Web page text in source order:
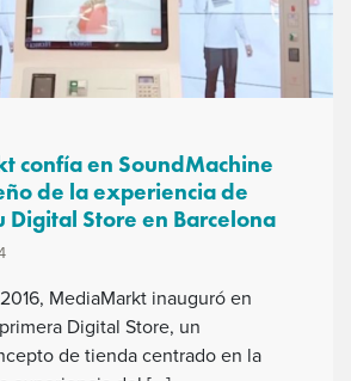
confía en SoundMachine
de la experiencia de
Digital Store en Barcelona
MediaMarkt inauguró en
Digital Store, un
de tienda centrado en la